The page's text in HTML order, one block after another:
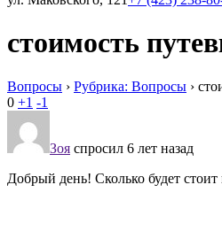
стоимость
Вопросы › Рубрика: Вопросы ›
0 +1 -1
Зоя спросил 6 лет назад
Добрый день! Сколько будет